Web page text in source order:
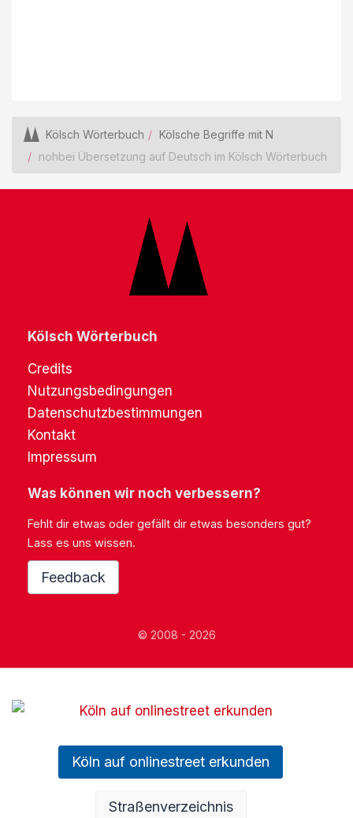
Kölsch Wörterbuch
Kölsche Begriffe mit N
nohbei Übersetzung auf Deutsch im Kölsch Wörterbuch
Kölsch Wörterbuch
Credits
Nutzungsbedingungen
Datenschutzbestimmungen
Kontakt
Impressum
Was können wir noch verbessern?
Fehlt dir etwas oder gefällt dir etwas besonders gut?
Lass es uns wissen.
Feedback
© 2008 - 2026
Köln auf onlinestreet erkunden
Straßenverzeichnis